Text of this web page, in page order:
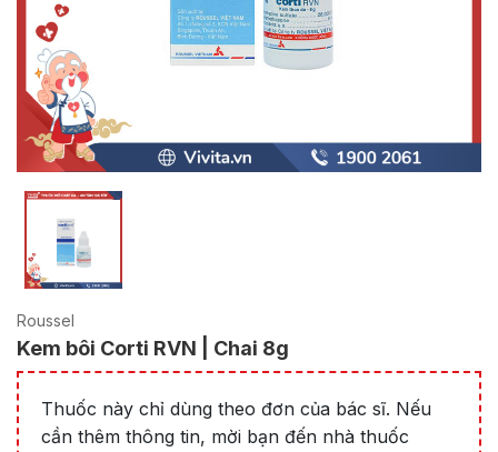
Roussel
Kem bôi Corti RVN | Chai 8g
Thuốc này chỉ dùng theo đơn của bác sĩ. Nếu
cần thêm thông tin, mời bạn đến nhà thuốc